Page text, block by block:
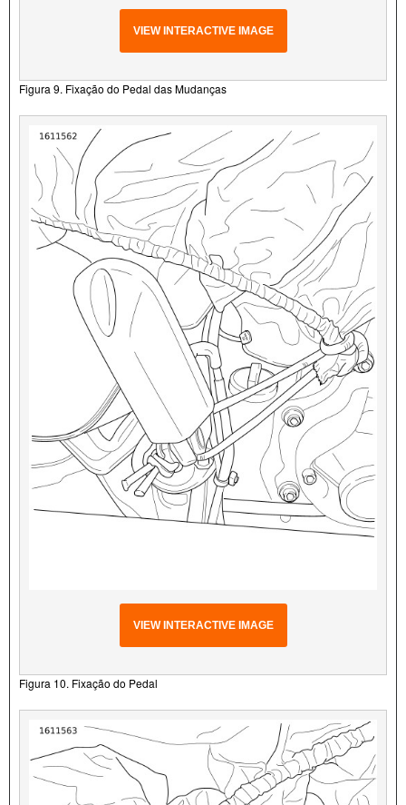
VIEW INTERACTIVE IMAGE
Figura 9. Fixação do Pedal das Mudanças
VIEW INTERACTIVE IMAGE
Figura 10. Fixação do Pedal